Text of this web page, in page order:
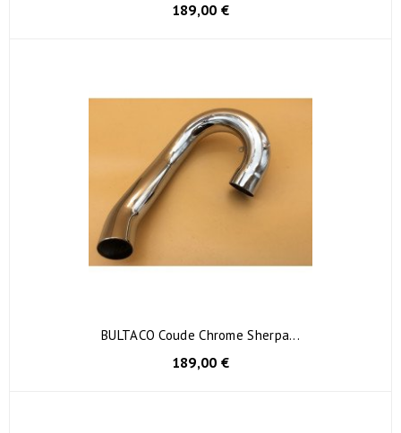
189,00 €
BULTACO Coude Chrome Sherpa...
189,00 €